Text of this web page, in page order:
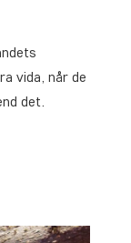
vida, når de
det.